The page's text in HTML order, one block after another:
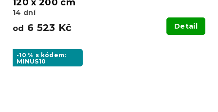
120 x 200 cm
14 dní
od 6 523 Kč Detail
-10 % s kódem:
MINUS10